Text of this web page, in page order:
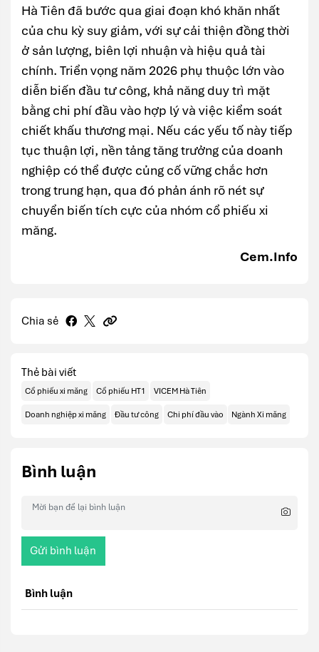
Hà Tiên đã bước qua giai đoạn khó khăn nhất
của chu kỳ suy giảm, với sự cải thiện đồng thời
ở sản lượng, biên lợi nhuận và hiệu quả tài
chính. Triển vọng năm 2026 phụ thuộc lớn vào
diễn biến đầu tư công, khả năng duy trì mặt
bằng chi phí đầu vào hợp lý và việc kiểm soát
chiết khấu thương mại. Nếu các yếu tố này tiếp
tục thuận lợi, nền tảng tăng trưởng của doanh
nghiệp có thể được củng cố vững chắc hơn
trong trung hạn, qua đó phản ánh rõ nét sự
chuyển biến tích cực của nhóm cổ phiếu xi
măng.
Cem.Info
Chia sẻ
Thẻ bài viết
Cổ phiếu xi măng Cổ phiếu HT1 VICEM Hà Tiên
Doanh nghiệp xi măng Đầu tư công Chi phí đầu vào Ngành Xi măng
Bình luận
Gửi bình luận
Bình luận